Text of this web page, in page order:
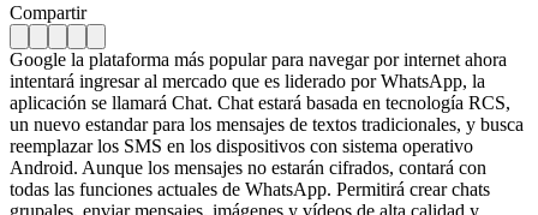
Compartir
Google la plataforma más popular para navegar por internet ahora
intentará ingresar al mercado que es liderado por WhatsApp, la
aplicación se llamará Chat. Chat estará basada en tecnología RCS,
un nuevo estandar para los mensajes de textos tradicionales, y busca
reemplazar los SMS en los dispositivos con sistema operativo
Android. Aunque los mensajes no estarán cifrados, contará con
todas las funciones actuales de WhatsApp. Permitirá crear chats
grupales, enviar mensajes, imágenes y vídeos de alta calidad y